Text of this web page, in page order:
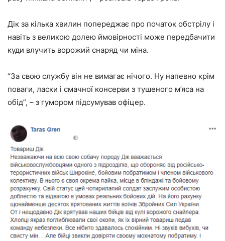
Дік за кілька хвилин попереджає про початок обстрілу і
навіть з великою долею ймовірності може передбачити
куди влучить ворожий снаряд чи міна.
“За свою службу він не вимагає нічого. Ну напевно крім
поваги, ласки і смачної консерви з тушеного м’яса на
обід”, – з гумором підсумував офіцер.